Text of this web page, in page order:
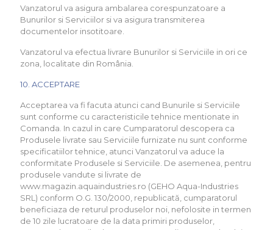
Vanzatorul va asigura ambalarea corespunzatoare a
Bunurilor si Serviciilor si va asigura transmiterea
documentelor insotitoare.
Vanzatorul va efectua livrare Bunurilor si Serviciile in ori ce
zona, localitate din România.
10. ACCEPTARE
Acceptarea va fi facuta atunci cand Bunurile si Serviciile
sunt conforme cu caracteristicile tehnice mentionate in
Comanda. In cazul in care Cumparatorul descopera ca
Produsele livrate sau Serviciile furnizate nu sunt conforme
specificatiilor tehnice, atunci Vanzatorul va aduce la
conformitate Produsele si Serviciile. De asemenea, pentru
produsele vandute si livrate de
www.magazin.aquaindustries.ro (GEHO Aqua-Industries
SRL) conform O.G. 130/2000, republicată, cumparatorul
beneficiaza de returul produselor noi, nefolosite in termen
de 10 zile lucratoare de la data primiri produselor,